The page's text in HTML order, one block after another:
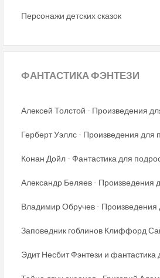
Персонажи детских сказок
ФАНТАСТИКАФЭНТЕЗИ
Алексей Толстой - Произведения
Герберт Уэллс - Произведения для
Конан Дойл - Фантастика для
Александр Беляев - Произведения
Владимир Обручев - Произведения
Заповедник гоблинов Клиффорд
Эдит Несбит Фэнтези и фантастика